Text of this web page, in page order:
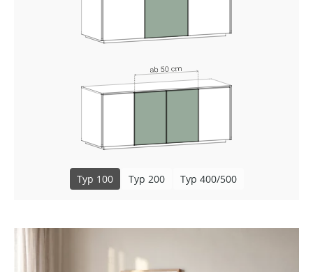
Typ 100 Typ 200 Typ 400/500